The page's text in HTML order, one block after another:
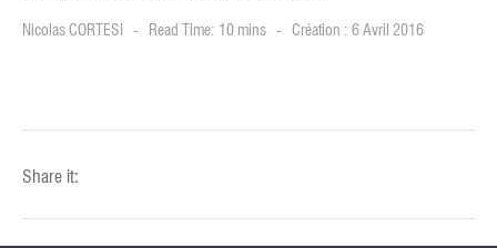
Nicolas CORTESI Read Time: 10 mins Création : 6 Avril 2016
Share it: